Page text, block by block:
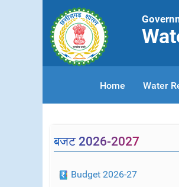
Home Water
बजट 2026-2027
Budget 2026-27